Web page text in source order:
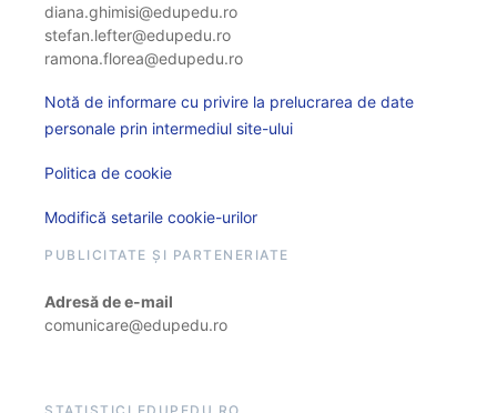
diana.ghimisi@edupedu.ro
stefan.lefter@edupedu.ro
ramona.florea@edupedu.ro
Notă de informare cu privire la prelucrarea de date
personale prin intermediul site-ului
Politica de cookie
Modifică setarile cookie-urilor
PUBLICITATE ȘI PARTENERIATE
Adresă de e-mail
comunicare@edupedu.ro